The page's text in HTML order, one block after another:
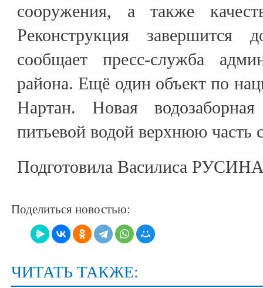
сооружения, а также
Реконструкция
сообщает пресс-служба
района. Ещё один объект по
Нартан. Новая
питьевой водой верхнюю часть
Подготовила Василиса
Поделиться новостью:
ЧИТАТЬ ТАКЖЕ: